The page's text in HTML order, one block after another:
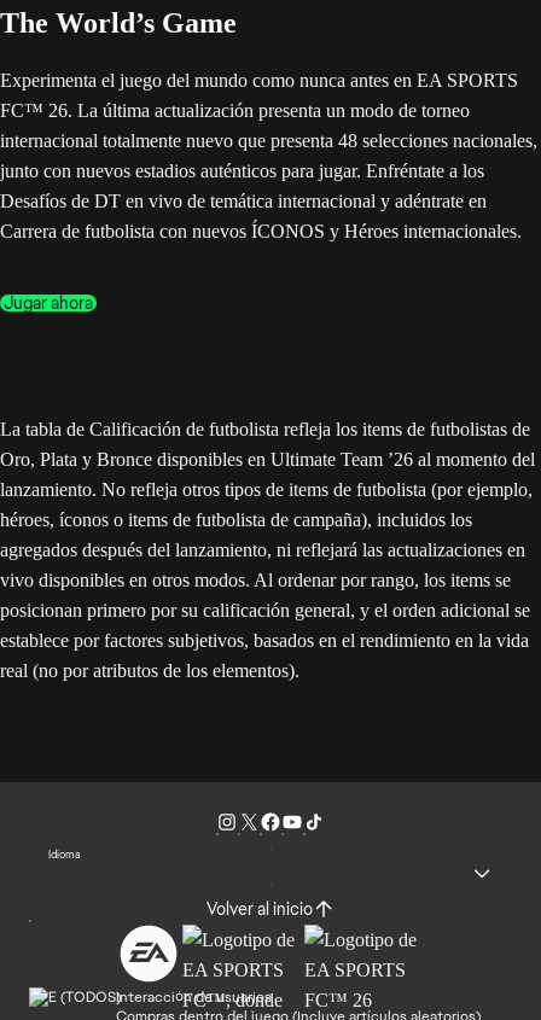
The World’s Game
Experimenta el juego del mundo como nunca antes en EA SPORTS
FC™ 26. La última actualización presenta un modo de torneo
internacional totalmente nuevo que presenta 48 selecciones nacionales,
junto con nuevos estadios auténticos para jugar. Enfréntate a los
Desafíos de DT en vivo de temática internacional y adéntrate en
Carrera de futbolista con nuevos ÍCONOS y Héroes internacionales.
Jugar ahora
La tabla de Calificación de futbolista refleja los items de futbolistas de
Oro, Plata y Bronce disponibles en Ultimate Team ’26 al momento del
lanzamiento. No refleja otros tipos de items de futbolista (por ejemplo,
héroes, íconos o items de futbolista de campaña), incluidos los
agregados después del lanzamiento, ni reflejará las actualizaciones en
vivo disponibles en otros modos. Al ordenar por rango, los items se
posicionan primero por su calificación general, y el orden adicional se
establece por factores subjetivos, basados en el rendimiento en la vida
real (no por atributos de los elementos).
Idioma
Volver al inicio
Interacción de usuarios